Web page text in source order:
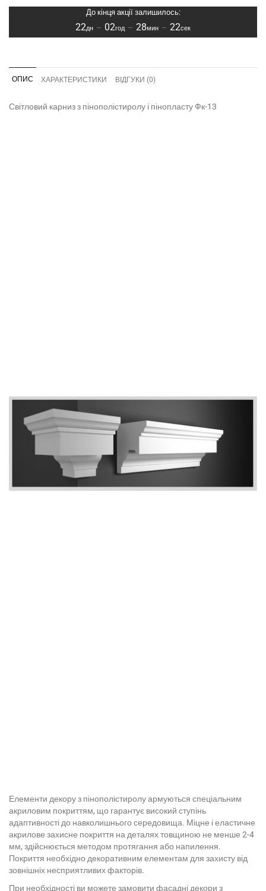
До кінця акції залишилось:
22дн – 02год – 28мин – 21сек
ОПИС ХАРАКТЕРИСТИКИ ВІДГУКИ (0)
Світловий карниз з пінополістиролу і пінопласту Фк-13
Елементи декору з пінополістиролу армуються спеціальним
акриловим покриттям, що гарантує високий ступінь
адаптивності до навколишнього середовища. Міцне і еластичне
акрилове захисне покриття на деталях товщиною не менше 2-4
мм, здійснюється методом протягання або напилення.
Покриття необхідно декоративним елементам для захисту від
зовнішніх несприятливих факторів.
При необхідності ви можете замовити фасадні декори з